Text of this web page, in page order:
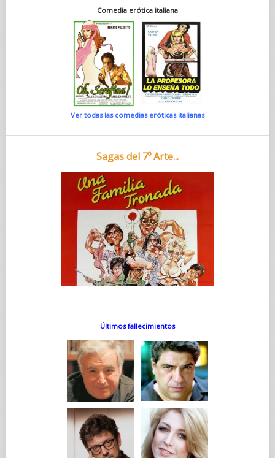
Comedia erótica italiana
Ver todas las comedias eróticas italianas
Sagas del 7º Arte...
Últimos fallecimientos